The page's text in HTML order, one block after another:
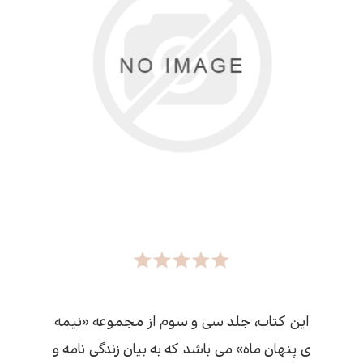
این کتاب، جلد سی و سوم از مجموعه «نیمه
ی پنهان ماه» می باشد که به بیان زندگی نامه و